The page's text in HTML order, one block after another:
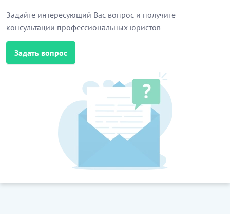
Задайте интересующий Вас вопрос и получите
консультации профессиональных юристов
Задать вопрос